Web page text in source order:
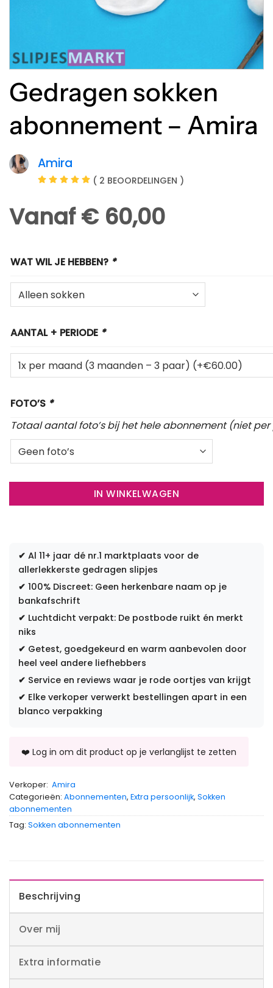
Gedragen sokken
abonnement – Amira
Amira
( 2 BEOORDELINGEN )
Vanaf € 60,00
WAT WIL JE HEBBEN? *
AANTAL + PERIODE *
FOTO’S *
Totaal aantal foto’s bij het hele abonnement (niet
IN WINKELWAGEN
✔ Al 11+ jaar dé nr.1 marktplaats voor de
allerlekkerste gedragen slipjes
✔ 100% Discreet: Geen herkenbare naam op je
bankafschrift
✔ Luchtdicht verpakt: De postbode ruikt én merkt
niks
✔ Getest, goedgekeurd en warm aanbevolen door
heel veel andere liefhebbers
✔ Service en reviews waar je rode oortjes van krijgt
✔ Elke verkoper verwerkt bestellingen apart in een
blanco verpakking
Verkoper: Amira
Categorieën: Abonnementen, Extra persoonlijk, Sokken
abonnementen
Tag: Sokken abonnementen
Beschrijving
Over mij
Extra informatie